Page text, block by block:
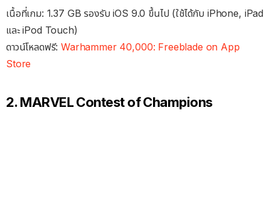
เนื้อที่เกม: 1.37 GB รองรับ iOS 9.0 ขึ้นไป (ใช้ได้กับ iPhone, iPad
และ iPod Touch)
ดาวน์โหลดฟรี:Warhammer 40,000: Freeblade on App
Store
2. MARVEL Contest of Champions